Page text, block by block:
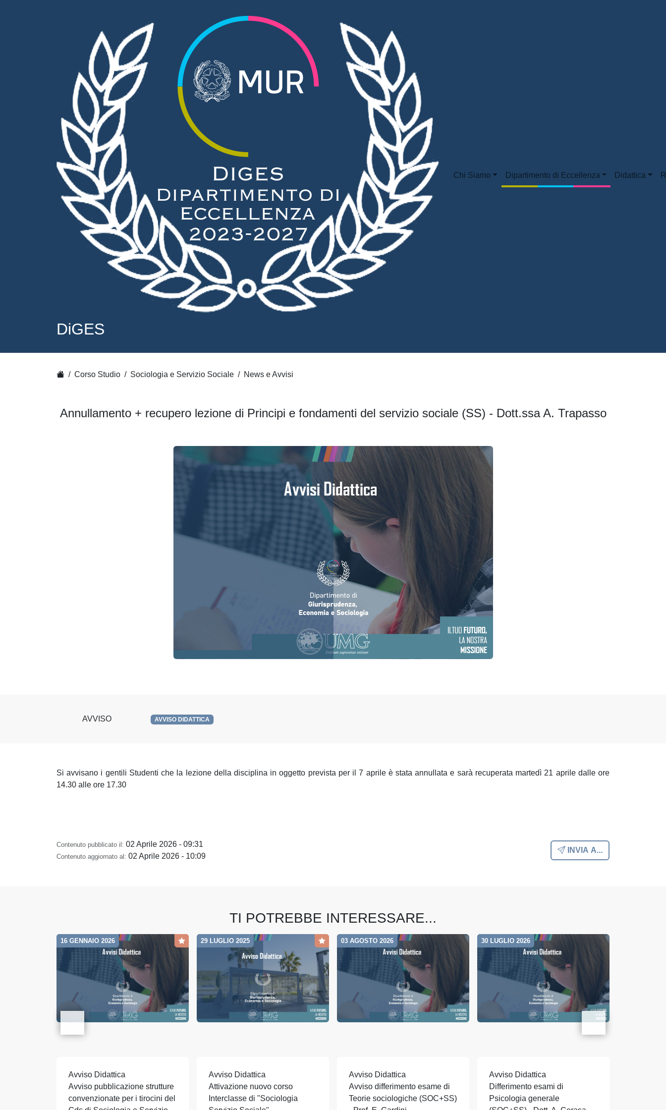
DiGES
Chi Siamo Dipartimento di Eccellenza Didattica
Corso Studio Sociologia e Servizio Sociale News e Avvisi
Annullamento + recupero lezione di Principi e fondamenti del servizio sociale (SS) - Dott.ssa A. Trapasso
AVVISO AVVISO DIDATTICA
Si avvisano i gentili Studenti che la lezione della disciplina in oggetto prevista per il 7 aprile è stata annullata e sarà recuperata martedì 21 aprile dalle ore
14.30 alle ore 17.30
Contenuto pubblicato il: 02 Aprile 2026 - 09:31
Contenuto aggiornato al: 02 Aprile 2026 - 10:09
INVIA A...
TI POTREBBE INTERESSARE...
16 GENNAIO 2026
Avviso Didattica
Avviso pubblicazione strutture
convenzionate per i tirocini del
29 LUGLIO 2025
Avviso Didattica
Attivazione nuovo corso
Interclasse di "Sociologia
03 AGOSTO 2026
Avviso Didattica
Avviso differimento esame di
Teorie sociologiche (SOC+SS)
30 LUGLIO 2026
Avviso Didattica
Differimento esami di
Psicologia generale